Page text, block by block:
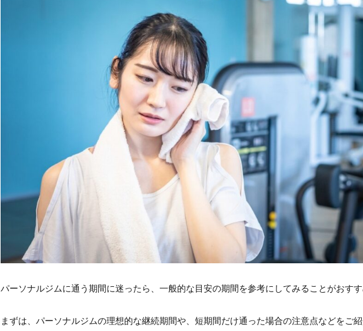
パーソナルジムに通う期間に迷ったら、一般的な目安の期間を参考にしてみることがおすす
まずは、パーソナルジムの理想的な継続期間や、短期間だけ通った場合の注意点などをご紹